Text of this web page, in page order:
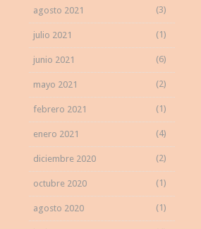
agosto 2021 (3)
julio 2021 (1)
junio 2021 (6)
mayo 2021 (2)
febrero 2021 (1)
enero 2021 (4)
diciembre 2020 (2)
octubre 2020 (1)
agosto 2020 (1)